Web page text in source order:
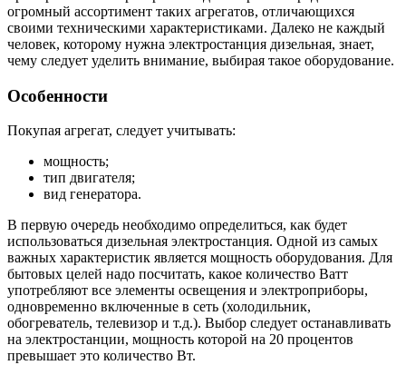
огромный ассортимент таких агрегатов, отличающихся
своими техническими характеристиками. Далеко не каждый
человек, которому нужна электростанция дизельная, знает,
чему следует уделить внимание, выбирая такое оборудование.
Особенности
Покупая агрегат, следует учитывать:
мощность;
тип двигателя;
вид генератора.
В первую очередь необходимо определиться, как будет
использоваться дизельная электростанция. Одной из самых
важных характеристик является мощность оборудования. Для
бытовых целей надо посчитать, какое количество Ватт
употребляют все элементы освещения и электроприборы,
одновременно включенные в сеть (холодильник,
обогреватель, телевизор и т.д.). Выбор следует останавливать
на электростанции, мощность которой на 20 процентов
превышает это количество Вт.